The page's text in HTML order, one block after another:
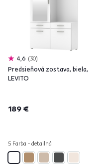
4,6 30
Predsieňová zostava, biela,
LEVITO
189 €
5 Farba - detailná